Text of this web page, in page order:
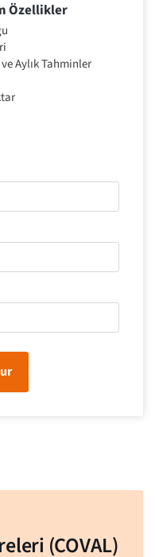
Özellikler
Aylık Tahminler
(COVAL)